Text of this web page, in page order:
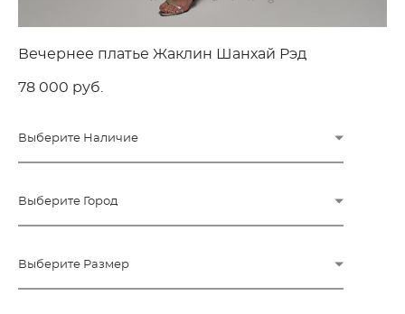
Вечернее платье Жаклин Шанхай Рэд
78 000 pуб.
Выберите Наличие
Выберите Город
Выберите Размер